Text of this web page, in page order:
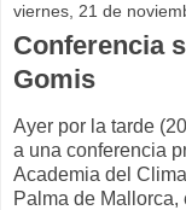
viernes, 21 de
Conferencia
Gomis
Ayer por la tarde
a una conferencia
Academia del
Palma de